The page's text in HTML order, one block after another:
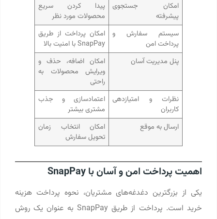
امکان جستجوی
پیشرفته
پیدا کردن سریع
محصولات مورد نظر
سیستم سفارش و
پرداخت امن
امکان پرداخت از طریق
SnapPay با امنیت بالا
پنل مدیریت آسان
امکان اضافه، حذف و
ویرایش محصولات به
راحتی
نظرات و امتیازدهی
کاربران
اعتمادسازی و جذب
مشتری بیشتر
ارسال به موقع
امکان انتخاب زمان
تحویل سفارش
اهمیت پرداخت امن و آسان با SnapPay
یکی از بزرگترین دغدغه‌های مشتریان، نحوه پرداخت هزینه
خرید است. پرداخت از طریق SnapPay به عنوان یک روش